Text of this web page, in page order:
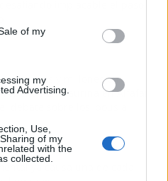
of my
my
Advertising.
Use,
of my
with the
collected.
cuernos y millones en
rebelión antitaurina en Alfafar